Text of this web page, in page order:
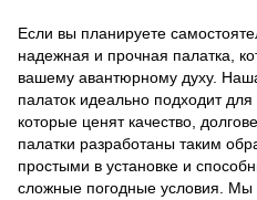
Если вы планируете
надежная и прочная палатка,
вашему авантюрному духу.
палаток идеально подходит
которые ценят качество,
палатки разработаны таким
простыми в установке и
сложные погодные условия. Мы